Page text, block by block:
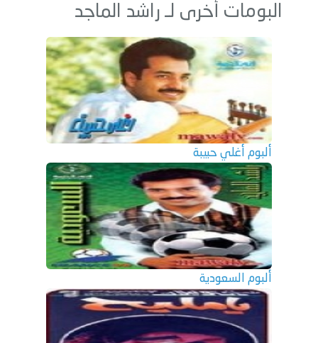
البومات أخرى لـ راشد الماجد
ألبوم أغلي حبيبة
ألبوم السعودية